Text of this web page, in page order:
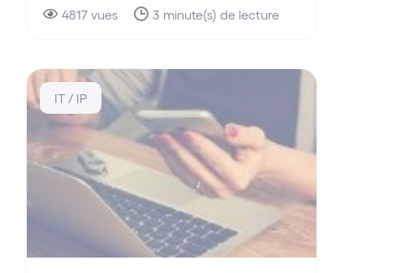
4817 vues 3 minute(s) de lecture
IT / IP